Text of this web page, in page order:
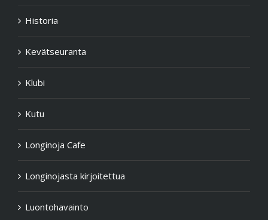
Historia
Kevätseuranta
Klubi
Kutu
Longinoja Cafe
Longinojasta kirjoitettua
Luontohavainto